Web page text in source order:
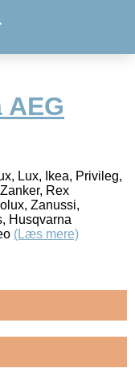
Lux, Ikea, Privileg,
Rex
Zanussi,
Husqvarna
(Læs mere)